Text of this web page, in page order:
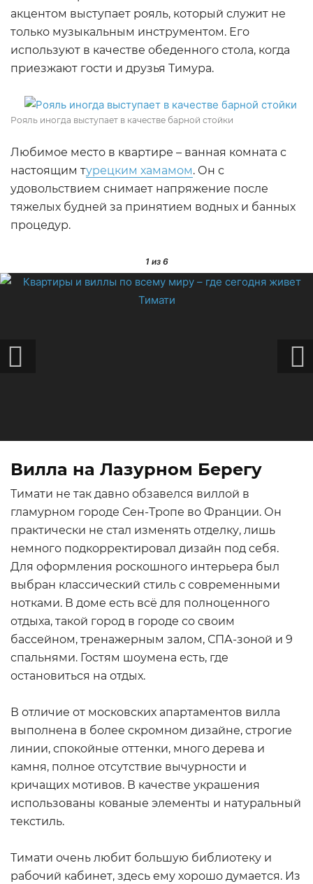
акцентом выступает рояль, который служит не
только музыкальным инструментом. Его
используют в качестве обеденного стола, когда
приезжают гости и друзья Тимура.
Рояль иногда выступает в качестве барной стойки
Любимое место в квартире – ванная комната с
настоящим турецким хамамом. Он с
удовольствием снимает напряжение после
тяжелых будней за принятием водных и банных
процедур.
1из 6
Вилла на Лазурном Берегу
Тимати не так давно обзавелся виллой в
гламурном городе Сен-Тропе во Франции. Он
практически не стал изменять отделку, лишь
немного подкорректировал дизайн под себя.
Для оформления роскошного интерьера был
выбран классический стиль с современными
нотками. В доме есть всё для полноценного
отдыха, такой город в городе со своим
бассейном, тренажерным залом, СПА-зоной и 9
спальнями. Гостям шоумена есть, где
остановиться на отдых.
В отличие от московских апартаментов вилла
выполнена в более скромном дизайне, строгие
линии, спокойные оттенки, много дерева и
камня, полное отсутствие вычурности и
кричащих мотивов. В качестве украшения
использованы кованые элементы и натуральный
текстиль.
Тимати очень любит большую библиотеку и
рабочий кабинет, здесь ему хорошо думается. Из